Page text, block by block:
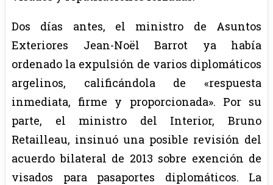
Dos días antes, el ministro de Asuntos
Exteriores Jean-Noël Barrot ya había
ordenado la expulsión de varios diplomáticos
argelinos, calificándola de «respuesta
inmediata, firme y proporcionada». Por su
parte, el ministro del Interior, Bruno
Retailleau, insinuó una posible revisión del
acuerdo bilateral de 2013 sobre exención de
visados para pasaportes diplomáticos. La